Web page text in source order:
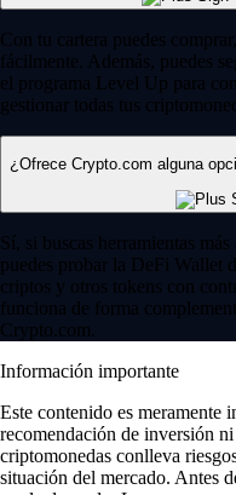
Con tu cartera puedes
fácilmente. Además, puedes
el programa Level Up para
gestionar todas tus
¿Ofrece Crypto.com alguna
Sí, si buscas herramientas
puedes probar la DeFi Wallet
criptos y otros tokens con
funciona de forma
Crypto.com.
Información importante
Este contenido es meramente
recomendación de inversión
criptomonedas conlleva
situación del mercado. Antes